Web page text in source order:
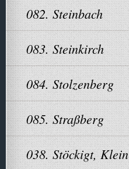
082. Steinbach
083. Steinkirch
084. Stolzenberg
085. Straßberg
038. Stöckigt, Klein